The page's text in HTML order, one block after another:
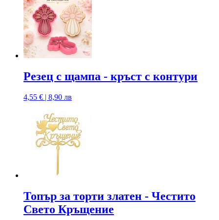
Резец с щампa - кръст с контури
4,55 € | 8,90 лв
Топър за торти златен - Честито
Свето Кръщение